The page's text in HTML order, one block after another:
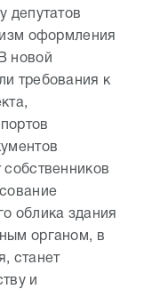
депутатов
оформления
новой
требования к
собственников
облика здания
органом, в
станет
и